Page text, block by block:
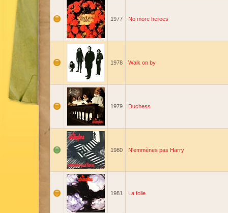
1977 No more heroes
1978 Walk on by
1979 Duchess
1980 N'emmènes pas Harry
1981 La folie